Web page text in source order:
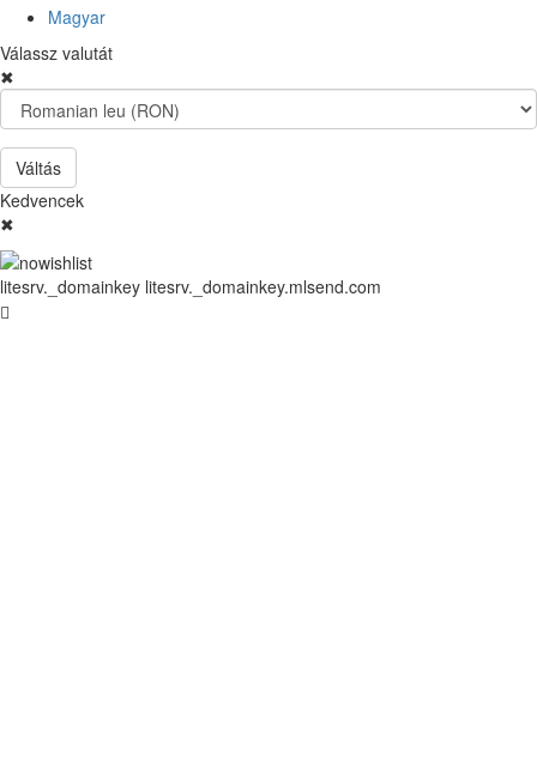
Magyar
Válassz valutát
✖
Váltás
Kedvencek
✖
litesrv._domainkey litesrv._domainkey.mlsend.com